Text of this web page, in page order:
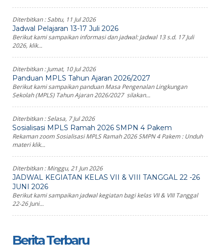
Diterbitkan :Sabtu, 11 Jul 2026
Jadwal Pelajaran 13-17 Juli 2026
Berikut kami sampaikan informasi dan jadwal: Jadwal 13 s.d. 17 Juli
2026, klik...
Diterbitkan :Jumat, 10 Jul 2026
Panduan MPLS Tahun Ajaran 2026/2027
Berikut kami sampaikan panduan Masa Pengenalan Lingkungan
Sekolah (MPLS) Tahun Ajaran 2026/2027 silakan...
Diterbitkan :Selasa, 7 Jul 2026
Sosialisasi MPLS Ramah 2026 SMPN 4 Pakem
Rekaman zoom Sosialisasi MPLS Ramah 2026 SMPN 4 Pakem : Unduh
materi klik...
Diterbitkan :Minggu, 21 Jun 2026
JADWAL KEGIATAN KELAS VII & VIII TANGGAL 22 -26
JUNI 2026
Berikut kami sampaikan jadwal kegiatan bagi kelas VII & VIII Tanggal
22-26 Juni...
Berita Terbaru